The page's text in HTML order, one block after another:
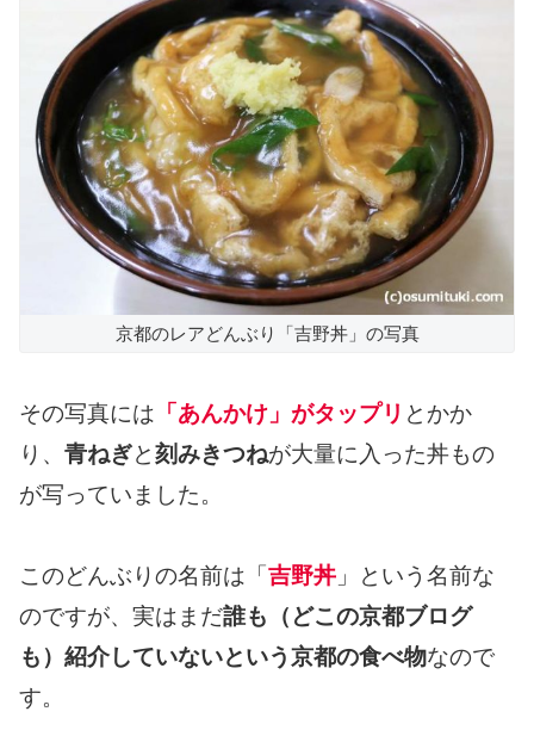
京都のレアどんぶり「吉野丼」の写真
その写真には 「あんかけ」がタップリ とかか
り、 青ねぎと刻みきつねが大量に入った丼もの
が写っていました。
このどんぶりの名前は「 吉野丼 」という名前な
のですが、実はまだ誰も（どこの京都ブログ
も）紹介していないという京都の食べ物なので
す。